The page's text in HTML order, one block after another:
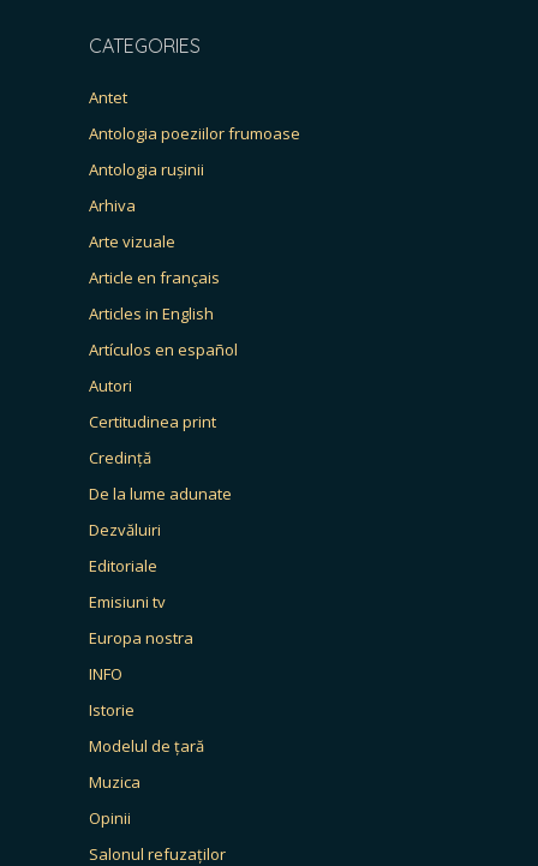
CATEGORIES
Antet
Antologia poeziilor frumoase
Antologia rușinii
Arhiva
Arte vizuale
Article en français
Articles in English
Artículos en español
Autori
Certitudinea print
Credință
De la lume adunate
Dezvăluiri
Editoriale
Emisiuni tv
Europa nostra
INFO
Istorie
Modelul de țară
Muzica
Opinii
Salonul refuzaților